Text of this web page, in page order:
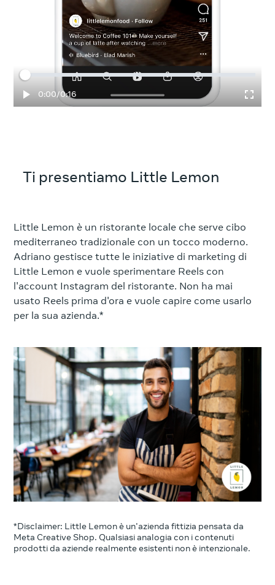
0:00/0:16
Ti presentiamo Little Lemon
Little Lemon è un ristorante locale che serve cibo
mediterraneo tradizionale con un tocco moderno.
Adriano gestisce tutte le iniziative di marketing di
Little Lemon e vuole sperimentare Reels con
l'account Instagram del ristorante. Non ha mai
usato Reels prima d'ora e vuole capire come usarlo
per la sua azienda.*
*Disclaimer: Little Lemon è un'azienda fittizia pensata da
Meta Creative Shop. Qualsiasi analogia con i contenuti
prodotti da aziende realmente esistenti non è intenzionale.